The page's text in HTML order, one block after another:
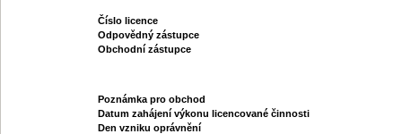
Číslo licence
Odpovědný zástupce
Obchodní zástupce
Poznámka pro obchod
Datum zahájení výkonu licencované činnosti
Den vzniku oprávnění